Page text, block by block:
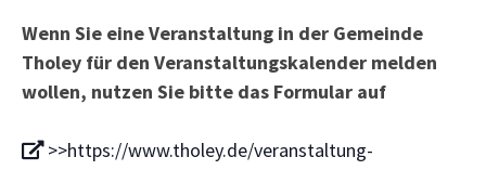
Wenn Sie eine Veranstaltung in der Gemeinde
Tholey für den Veranstaltungskalender melden
wollen, nutzen Sie bitte das Formular auf
>>https://www.tholey.de/veranstaltung-